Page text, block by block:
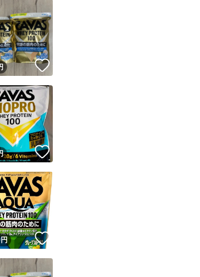
発送を保証しているものではありません
ザーは高頻度で24時間以内＆設定した発送日数内に発送してい
ザーは高頻度で24時間以内に発送しています
ザーは設定した発送日数内に発送しています
キャンセル
円